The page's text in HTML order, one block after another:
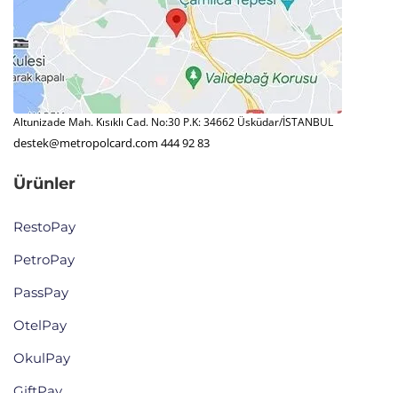
Altunizade Mah. Kısıklı Cad. No:30 P.K: 34662 Üsküdar/İSTANBUL
destek@metropolcard.com 444 92 83
Ürünler
RestoPay
PetroPay
PassPay
OtelPay
OkulPay